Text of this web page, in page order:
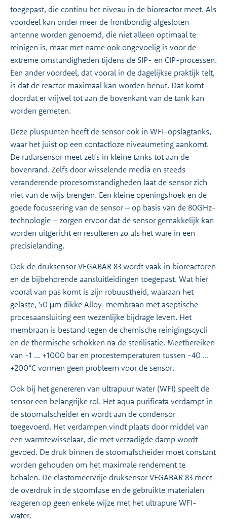
toegepast, die continu het niveau in de bioreactor meet. Als
voordeel kan onder meer de frontbondig afgesloten
antenne worden genoemd, die niet alleen optimaal te
reinigen is, maar met name ook ongevoelig is voor de
extreme omstandigheden tijdens de SIP- en CIP-processen.
Een ander voordeel, dat vooral in de dagelijkse praktijk telt,
is dat de reactor maximaal kan worden benut. Dat komt
doordat er vrijwel tot aan de bovenkant van de tank kan
worden gemeten.
Deze pluspunten heeft de sensor ook in WFI-opslagtanks,
waar het juist op een contactloze niveaumeting aankomt.
De radarsensor meet zelfs in kleine tanks tot aan de
bovenrand. Zelfs door wisselende media en steeds
veranderende procesomstandigheden laat de sensor zich
niet van de wijs brengen. Een kleine openingshoek en de
goede focussering van de sensor – op basis van de 80GHz-
technologie – zorgen ervoor dat de sensor gemakkelijk kan
worden uitgericht en resulteren zo als het ware in een
precisielanding.
Ook de druksensor VEGABAR 83 wordt vaak in bioreactoren
en de bijbehorende aansluitleidingen toegepast. Wat hier
vooral van pas komt is zijn robuustheid, waaraan het
gelaste, 50 μm dikke Alloy-membraan met aseptische
procesaansluiting een wezenlijke bijdrage levert. Het
membraan is bestand tegen de chemische reinigingscycli
en de thermische schokken na de sterilisatie. Meetbereiken
van -1 ... +1000 bar en procestemperaturen tussen -40 ...
+200°C vormen geen probleem voor de sensor.
Ook bij het genereren van ultrapuur water (WFI) speelt de
sensor een belangrijke rol. Het aqua purificata verdampt in
de stoomafscheider en wordt aan de condensor
toegevoerd. Het verdampen vindt plaats door middel van
een warmtewisselaar, die met verzadigde damp wordt
gevoed. De druk binnen de stoomafscheider moet constant
worden gehouden om het maximale rendement te
behalen. De elastomeervrije druksensor VEGABAR 83 meet
de overdruk in de stoomfase en de gebruikte materialen
reageren op geen enkele wijze met het ultrapure WFI-
water.